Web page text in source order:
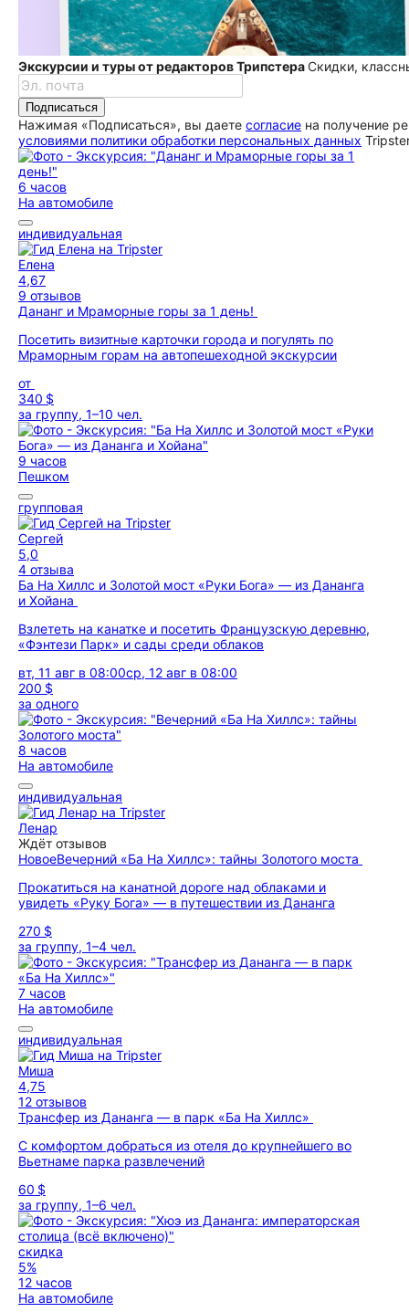
Экскурсии и туры от редакторов ТрипстераСкидки,
Подписаться
Нажимая «Подписаться», вы даете согласие на получение
условиями политики обработки персональных данных
6 часов
На автомобиле
индивидуальная
Елена
4,67
9 отзывов
Дананг и Мраморные горы за 1 день!
Посетить визитные карточки города и погулять по
Мраморным горам на автопешеходной экскурcии
от
340 $
за группу, 1–10 чел.
9 часов
Пешком
групповая
Сергей
5,0
4 отзыва
Ба На Хиллс и Золотой мост «Руки Бога» — из Дананга
и Хойана
Взлететь на канатке и посетить Французскую деревню,
«Фэнтези Парк» и сады среди облаков
вт, 11 авг в 08:00ср, 12 авг в 08:00
200 $
за одного
8 часов
На автомобиле
индивидуальная
Ленар
Ждёт отзывов
НовоеВечерний «Ба На Хиллс»: тайны Золотого моста
Прокатиться на канатной дороге над облаками и
увидеть «Руку Бога» — в путешествии из Дананга
270 $
за группу, 1–4 чел.
7 часов
На автомобиле
индивидуальная
Миша
4,75
12 отзывов
Трансфер из Дананга — в парк «Ба На Хиллс»
С комфортом добраться из отеля до крупнейшего во
Вьетнаме парка развлечений
60 $
за группу, 1–6 чел.
скидка
5%
12 часов
На автомобиле